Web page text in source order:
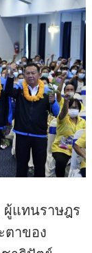
ผู้แทนราษฎร
ตาของ